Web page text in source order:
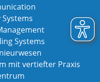
Systems
mit vertiefter Praxis